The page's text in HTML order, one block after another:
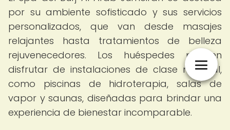
por su ambiente sofisticado y sus servicios
personalizados, que van desde masajes
relajantes hasta tratamientos de belleza
rejuvenecedores. Los huéspedes pueden
disfrutar de instalaciones de clase mundial,
como piscinas de hidroterapia, salas de
vapor y saunas, diseñadas para brindar una
experiencia de bienestar incomparable.